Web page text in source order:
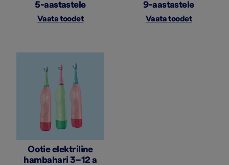
5-aastastele
Vaata toodet
9-aastastele
Vaata toodet
Ootie elektriline
hambahari 3–12 a